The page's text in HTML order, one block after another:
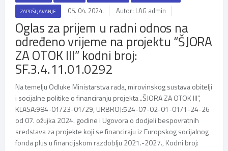
ZAPOŠLJAVANJE
05. 04. 2024. Autor: LAG admin
Oglas za prijem u radni odnos na
određeno vrijeme na projektu “ŠJORA
ZA OTOK III” kodni broj:
SF.3.4.11.01.0292
Na temelju Odluke Ministarstva rada, mirovinskog sustava obitelji
i socijalne politike o financiranju projekta „ŠJORA ZA OTOK III”,
KLASA:984-01/23-01/29, URBROJ:524-07-02-01-01/1-24-26
od 07. ožujka 2024. godine i Ugovora o dodjeli bespovratnih
sredstava za projekte koji se financiraju iz Europskog socijalnog
fonda plus u financijskom razdoblju 2021.-2027., Kodni broj: